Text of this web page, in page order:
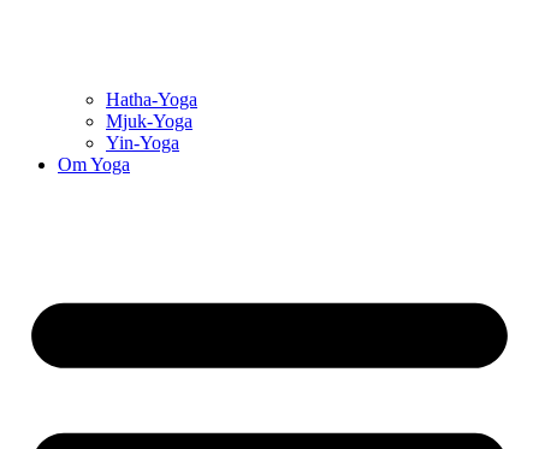
Hatha-Yoga
Mjuk-Yoga
Yin-Yoga
Om Yoga